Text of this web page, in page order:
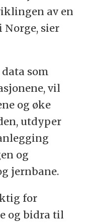
og
til
av en
sier
som
vil
og øke
utdyper
og
jernbane.
for
og bidra til